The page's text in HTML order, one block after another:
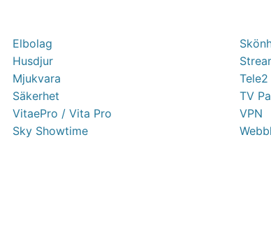
Elbolag
Husdjur
Mjukvara
Säkerhet
VitaePro / Vita Pro
Sky Showtime
TV
VPN